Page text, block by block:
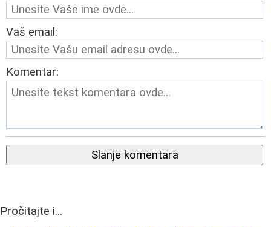
Vaš email:
Komentar:
Slanje komentara
Pročitajte i...